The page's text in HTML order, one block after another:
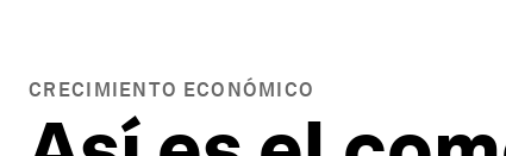
CRECIMIENTO ECONÓMICO